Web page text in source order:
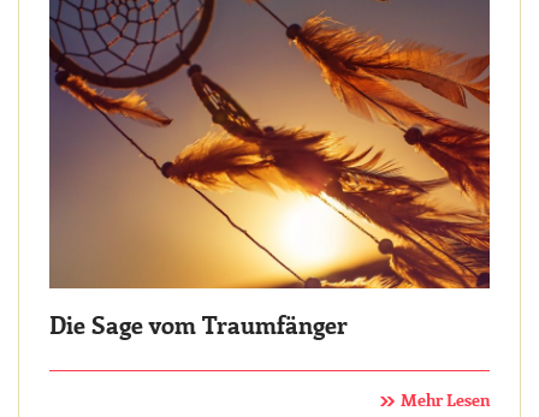
Die Sage vom Traumfänger
Mehr Lesen